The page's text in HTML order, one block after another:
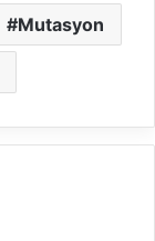
Mutasyon